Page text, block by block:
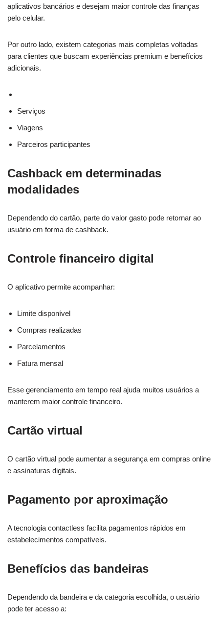
aplicativos bancários e desejam maior controle das finanças
pelo celular.
Por outro lado, existem categorias mais completas voltadas
para clientes que buscam experiências premium e benefícios
adicionais.
Serviços
Viagens
Parceiros participantes
Cashback em determinadas
modalidades
Dependendo do cartão, parte do valor gasto pode retornar ao
usuário em forma de cashback.
Controle financeiro digital
O aplicativo permite acompanhar:
Limite disponível
Compras realizadas
Parcelamentos
Fatura mensal
Esse gerenciamento em tempo real ajuda muitos usuários a
manterem maior controle financeiro.
Cartão virtual
O cartão virtual pode aumentar a segurança em compras online
e assinaturas digitais.
Pagamento por aproximação
A tecnologia contactless facilita pagamentos rápidos em
estabelecimentos compatíveis.
Benefícios das bandeiras
Dependendo da bandeira e da categoria escolhida, o usuário
pode ter acesso a: